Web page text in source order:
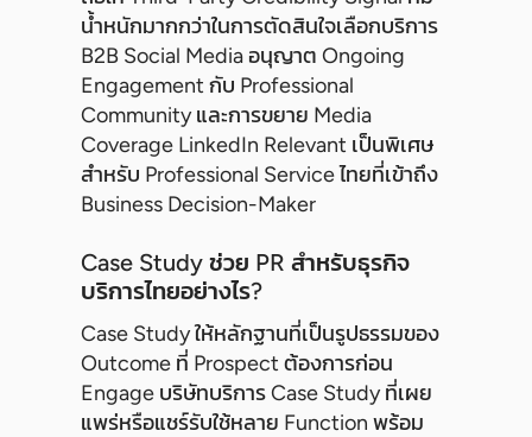
น้ำหนักมากกว่าในการตัดสินใจเลือกบริการ
B2B Social Media อนุญาต Ongoing
Engagement กับ Professional
Community และการขยาย Media
Coverage LinkedIn Relevant เป็นพิเศษ
สำหรับ Professional Service ไทยที่เข้าถึง
Business Decision-Maker
Case Study ช่วย PR สำหรับธุรกิจ
บริการไทยอย่างไร?
Case Study ให้หลักฐานที่เป็นรูปธรรมของ
Outcome ที่ Prospect ต้องการก่อน
Engage บริษัทบริการ Case Study ที่เผย
แพร่หรือแชร์รับใช้หลาย Function พร้อม